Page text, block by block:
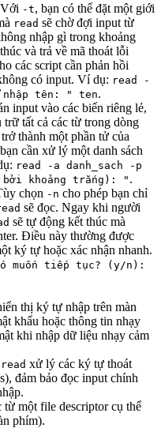
-t, bạn có thể đặt một giới
read sẽ chờ đợi input từ
nhập gì trong khoảng
và trả về mã thoát lỗi
các script cần phản hồi
có input. Ví dụ: read -
tên: " ten.
input vào các biến riêng lẻ,
trữ tất cả các từ trong dòng
thành một phần tử của
cần xử lý một danh sách
read -a danh_sach -p
bởi khoảng trắng): " .
chọn -n cho phép bạn chỉ
sẽ đọc. Ngay khi người
sẽ tự động kết thúc mà
Điều này thường được
ký tự hoặc xác nhận nhanh.
muốn tiếp tục? (y/n):
thị ký tự nhập trên màn
khẩu hoặc thông tin nhạy
khi nhập dữ liệu nhạy cảm
read xử lý các ký tự thoát
đảm bảo đọc input chính
từ một file descriptor cụ thể
phím).